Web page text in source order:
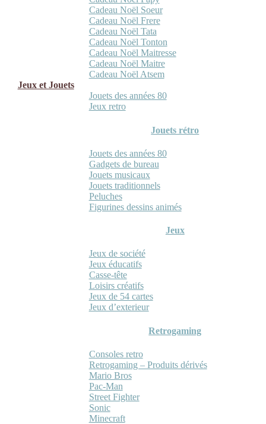
Cadeau Noël Soeur
Cadeau Noël Frere
Cadeau Noël Tata
Cadeau Noël Tonton
Cadeau Noël Maitresse
Cadeau Noël Maitre
Cadeau Noël Atsem
Jeux et Jouets
Jouets des années 80
Jeux retro
Jouets rétro
Jouets des années 80
Gadgets de bureau
Jouets musicaux
Jouets traditionnels
Peluches
Figurines dessins animés
Jeux
Jeux de société
Jeux éducatifs
Casse-tête
Loisirs créatifs
Jeux de 54 cartes
Jeux d’exterieur
Retrogaming
Consoles retro
Retrogaming – Produits dérivés
Mario Bros
Pac-Man
Street Fighter
Sonic
Minecraft